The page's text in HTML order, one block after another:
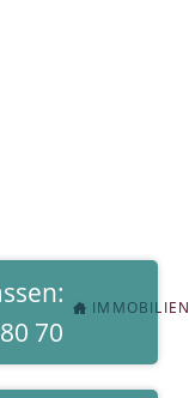
70
NAVIGATION
ÜBERSPRINGEN
IMMOBILIEN